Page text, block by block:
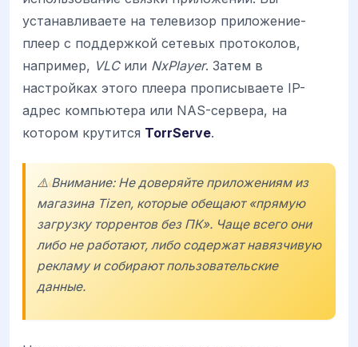
устанавливаете на телевизор приложение-
плеер с поддержкой сетевых протоколов,
например, VLCили NxPlayer. Затем в
настройках этого плеера прописываете IP-
адрес компьютера или NAS-сервера, на
котором крутится TorrServe.
⚠️ Внимание: Не доверяйте приложениям из
магазина Tizen, которые обещают «прямую
загрузку торрентов без ПК». Чаще всего они
либо не работают, либо содержат навязчивую
рекламу и собирают пользовательские
данные.